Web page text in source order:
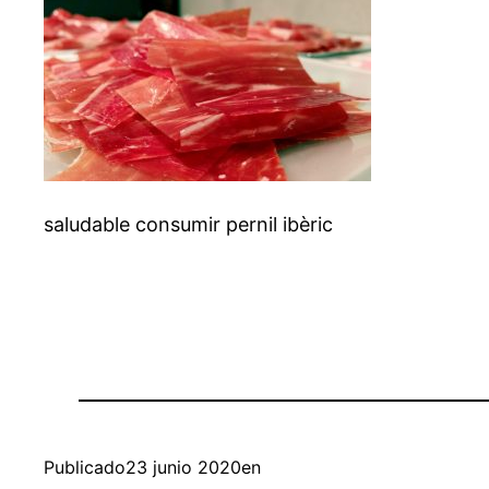
saludable consumir pernil ibèric
Publicado23 junio 2020en